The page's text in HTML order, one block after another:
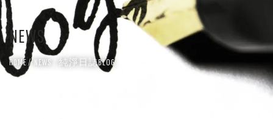
AMIRA
NEWS
HOME NEWS 純淨日誌BLOG